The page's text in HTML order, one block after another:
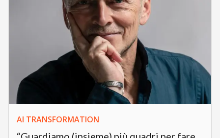
AI TRANSFORMATION